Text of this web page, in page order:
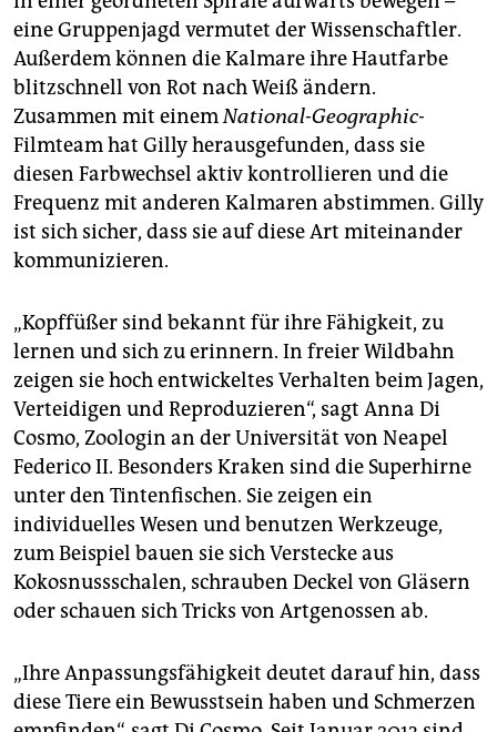
eine Gruppenjagd vermutet der Wissenschaftler.
Außerdem können die Kalmare ihre Hautfarbe
blitzschnell von Rot nach Weiß ändern.
Zusammen mit einemNational-Geographic-
Filmteam hat Gilly herausgefunden, dass sie
diesen Farbwechsel aktiv kontrollieren und die
Frequenz mit anderen Kalmaren abstimmen. Gilly
ist sich sicher, dass sie auf diese Art miteinander
kommunizieren.
„Kopffüßer sind bekannt für ihre Fähigkeit, zu
lernen und sich zu erinnern. In freier Wildbahn
zeigen sie hoch entwickeltes Verhalten beim Jagen,
Verteidigen und Reproduzieren“, sagt Anna Di
Cosmo, Zoologin an der Universität von Neapel
Federico II. Besonders Kraken sind die Superhirne
unter den Tintenfischen. Sie zeigen ein
individuelles Wesen und benutzen Werkzeuge,
zum Beispiel bauen sie sich Verstecke aus
Kokosnussschalen, schrauben Deckel von Gläsern
oder schauen sich Tricks von Artgenossen ab.
„Ihre Anpassungsfähigkeit deutet darauf hin, dass
diese Tiere ein Bewusstsein haben und Schmerzen